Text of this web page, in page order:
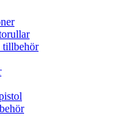
tillbehör